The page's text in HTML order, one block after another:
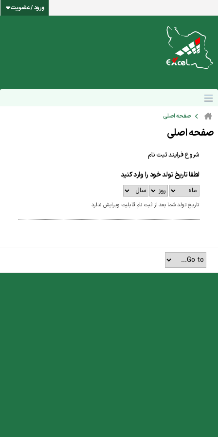
ورود / عضویت
صفحه اصلی
صفحه اصلی
شروع فرایند ثبت نام
لطفا تاریخ تولد خود را وارد کنید
تاریخ تولد شما بعد از ثبت نام قابلیت ویرایش ندارد